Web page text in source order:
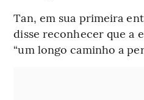
Tan, em sua primeira
disse reconhecer que a
“um longo caminho a